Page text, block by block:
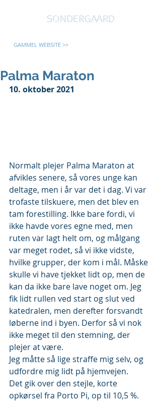
GAMMEL WEBSITE >>
Palma Maraton
10. oktober 2021
Normalt plejer Palma Maraton at
afvikles senere, så vores unge kan
deltage, men i år var det i dag. Vi var
trofaste tilskuere, men det blev en
tam forestilling. Ikke bare fordi, vi
ikke havde vores egne med, men
ruten var lagt helt om, og målgang
var meget rodet, så vi ikke vidste,
hvilke grupper, der kom i mål. Måske
skulle vi have tjekket lidt op, men de
kan da ikke bare lave noget om. Jeg
fik lidt rullen ved start og slut ved
katedralen, men derefter forsvandt
løberne ind i byen. Derfor så vi nok
ikke meget til den stemning, der
plejer at være.
Jeg måtte så lige straffe mig selv, og
udfordre mig lidt på hjemvejen.
Det gik over den stejle, korte
opkørsel fra Porto Pi, op til 10,5 %.